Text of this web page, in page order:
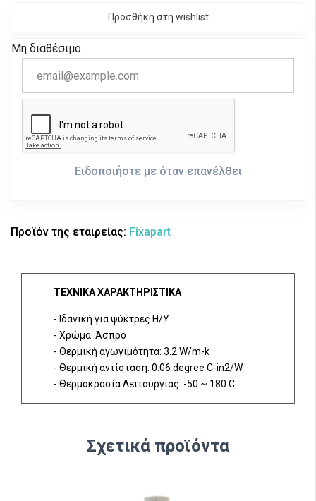
Προσθήκη στη wishlist
Μη διαθέσιμο
Ειδοποιήστε με όταν επανέλθει
Προϊόν της εταιρείας: Fixapart
ΤΕΧΝΙΚΑ ΧΑΡΑΚΤΗΡΙΣΤΙΚΑ
- Ιδανική για ψύκτρες Η/Υ
- Χρώμα: Άσπρο
- Θερμική αγωγιμότητα: 3.2 W/m-k
- Θερμική αντίσταση: 0.06 degree C-in2/W
- Θερμοκρασία Λειτουργίας: -50 ~ 180 C
Σχετικά προϊόντα